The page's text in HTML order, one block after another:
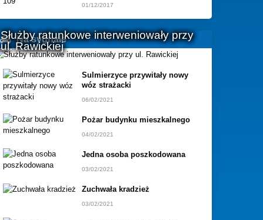
01/12/2017
Na sygnale
Służby ratunkowe interweniowały przy
ul. Rawickiej
Sulmierzyce przywitały nowy
wóz strażacki
06/02/2021
Pożar budynku mieszkalnego
04/02/2021
Jedna osoba poszkodowana
03/02/2021
Zuchwała kradzież
03/02/2021